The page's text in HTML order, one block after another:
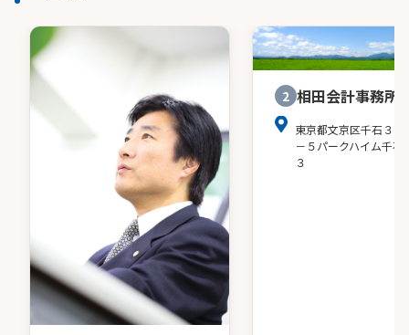
2 相田会計事務所
東京都文京区千石３－
－５パークハイム千石
３